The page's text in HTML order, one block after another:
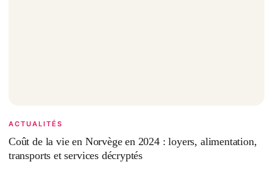
ACTUALITÉS
Coût de la vie en Norvège en 2024 : loyers, alimentation,
transports et services décryptés